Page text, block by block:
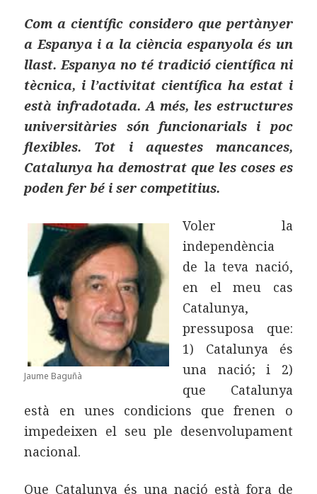
Com a científic considero que pertànyer
a Espanya i a la ciència espanyola és un
llast. Espanya no té tradició científica ni
tècnica, i l’activitat científica ha estat i
està infradotada. A més, les estructures
universitàries són funcionarials i poc
flexibles. Tot i aquestes mancances,
Catalunya ha demostrat que les coses es
poden fer bé i ser competitius.
Jaume Baguñà
Voler la
independència
de la teva nació,
en el meu cas
Catalunya,
pressuposa que:
1) Catalunya és
una nació; i 2)
que Catalunya
està en unes condicions que frenen o
impedeixen el seu ple desenvolupament
nacional.
Que Catalunya és una nació està fora de